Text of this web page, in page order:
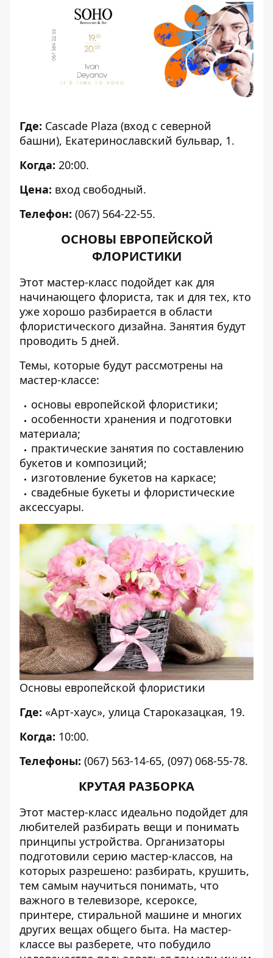
Где: Cascade Plaza (вход с северной
башни), Екатеринославский бульвар, 1.
Когда: 20:00.
Цена: вход свободный.
Телефон: (067) 564-22-55.
ОСНОВЫ ЕВРОПЕЙСКОЙ
ФЛОРИСТИКИ
Этот мастер-класс подойдет как для
начинающего флориста, так и для тех, кто
уже хорошо разбирается в области
флористического дизайна. Занятия будут
проводить 5 дней.
Темы, которые будут рассмотрены на
мастер-классе:
основы европейской флористики;
особенности хранения и подготовки
материала;
практические занятия по составлению
букетов и композиций;
изготовление букетов на каркасе;
свадебные букеты и флористические
аксессуары.
Основы европейской флористики
Где: «Арт-хаус», улица Староказацкая, 19.
Когда: 10:00.
Телефоны: (067) 563-14-65, (097) 068-55-78.
КРУТАЯ РАЗБОРКА
Этот мастер-класс идеально подойдет для
любителей разбирать вещи и понимать
принципы устройства. Организаторы
подготовили серию мастер-классов, на
которых разрешено: разбирать, крушить,
тем самым научиться понимать, что
важного в телевизоре, ксероксе,
принтере, стиральной машине и многих
других вещах общего быта. На мастер-
классе вы разберете, что побудило